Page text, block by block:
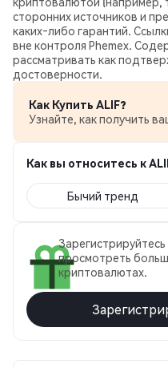
сторонних источников и
каких‑либо гарантий.
вне контроля Phemex.
рассматривать как
достоверности.
Как Купить ALIF?
Узнайте, как получить
Как вы относитесь к
Бычий тренд
просмотреть
криптовалютах.